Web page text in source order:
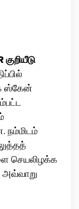
ஸ்கேன்
நம்மிடம்
செயலிழக்க
அவ்வாறு